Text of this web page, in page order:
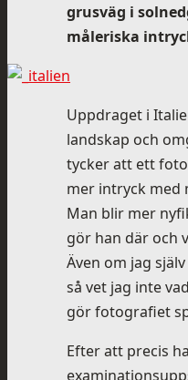
grusväg i
måleriska
Uppdraget i
landskap och
tycker att ett
mer intryck med
Man blir mer
gör han där och
Även om jag
så vet jag inte
gör fotografiet
Efter att precis